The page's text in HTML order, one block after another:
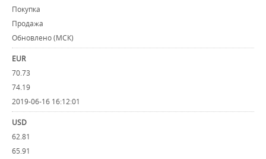
Покупка
Продажа
Обновлено (МСК)
EUR
70.73
74.19
2019-06-16 16:12:01
USD
62.81
65.91